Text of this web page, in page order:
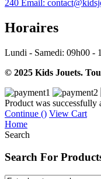
240 Email:
Horaires
Lundi - Samedi: 09h00 -
© 2025 Kids Jouets.
Product was successfully
Continue () View Cart
Home
Search
Search For